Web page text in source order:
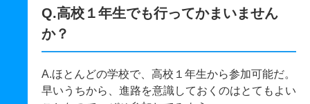
Q.高校１年生でも行ってかまいません
か？
A.ほとんどの学校で、高校１年生から参加可能だ。
早いうちから、進路を意識しておくのはとてもよい